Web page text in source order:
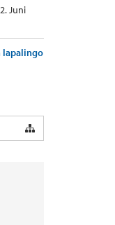
Juni
lapalingo